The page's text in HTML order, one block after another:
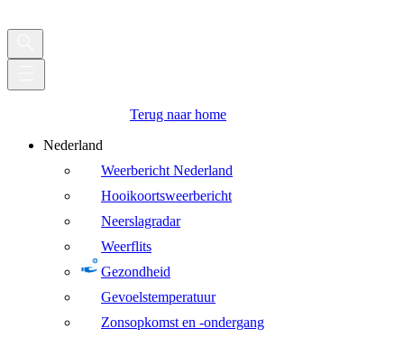
Terug naar home
Nederland
Weerbericht Nederland
Hooikoortsweerbericht
Neerslagradar
Weerflits
Gezondheid
Gevoelstemperatuur
Zonsopkomst en -ondergang